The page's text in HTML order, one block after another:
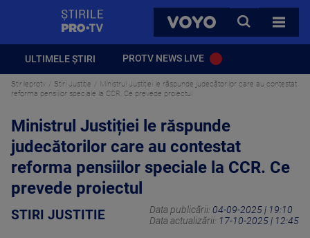
VOYO
CAUTA
TOATE
ULTIMELE ȘTIRI PROTV NEWS LIVE
Stirileprotv Stiri Justitie
Ministrul Justiției le răspunde judecătorilor care au contestat
reforma pensiilor speciale la CCR. Ce prevede proiectul
Ministrul Justiției le răspunde
judecătorilor care au contestat
reforma pensiilor speciale la CCR. Ce
prevede proiectul
STIRI JUSTITIE Data publicării: 04-09-2025 | 19:10
Data actualizării: 17-10-2025 | 12:45